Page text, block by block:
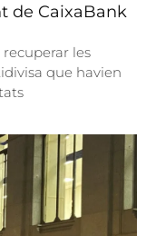
de CaixaBank
recuperar les
que havien